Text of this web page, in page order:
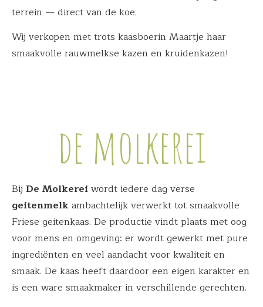
terrein — direct van de koe.
Wij verkopen met trots kaasboerin Maartje haar
smaakvolle rauwmelkse kazen en kruidenkazen!
de molkerei
Bij De Molkereiwordt iedere dag verse
geitenmelkambachtelijk verwerkt tot smaakvolle
Friese geitenkaas. De productie vindt plaats met oog
voor mens en omgeving: er wordt gewerkt met pure
ingrediënten en veel aandacht voor kwaliteit en
smaak. De kaas heeft daardoor een eigen karakter en
is een ware smaakmaker in verschillende gerechten.